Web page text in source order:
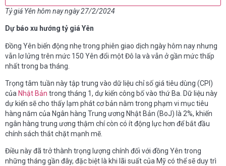
Tỷ giá Yên hôm nay ngày 27/2/2024
Dự báo xu hướng tỷ giá Yên
Đồng Yên biến động nhẹ trong phiên giao dịch ngày hôm nay nhưng
vẫn lơ lửng trên mức 150 Yên đổi một Đô la và vẫn ở gần mức thấp
nhất trong ba tháng.
Trọng tâm tuần này tập trung vào dữ liệu chỉ số giá tiêu dùng (CPI)
của Nhật Bản trong tháng 1, dự kiến công bố vào thứ Ba. Dữ liệu này
dự kiến sẽ cho thấy lạm phát cơ bản nằm trong phạm vi mục tiêu
hàng năm của Ngân hàng Trung ương Nhật Bản (BoJ) là 2%, khiến
ngân hàng trung ương thậm chí còn có ít động lực hơn để bắt đầu
chính sách thắt chặt mạnh mẽ.
Điều này đã trở thành trọng lượng chính đối với đồng Yên trong
những tháng gần đây, đặc biệt là khi lãi suất của Mỹ có thể sẽ duy trì